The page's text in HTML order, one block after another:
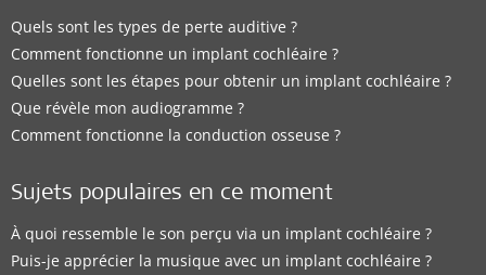
Quels sont les types de perte auditive ?
Comment fonctionne un implant cochléaire ?
Quelles sont les étapes pour obtenir un implant cochléaire ?
Que révèle mon audiogramme ?
Comment fonctionne la conduction osseuse ?
Sujets populaires en ce moment
À quoi ressemble le son perçu via un implant cochléaire ?
Puis-je apprécier la musique avec un implant cochléaire ?